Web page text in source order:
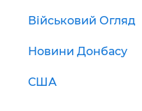
Військовий Огляд
Новини Донбасу
США